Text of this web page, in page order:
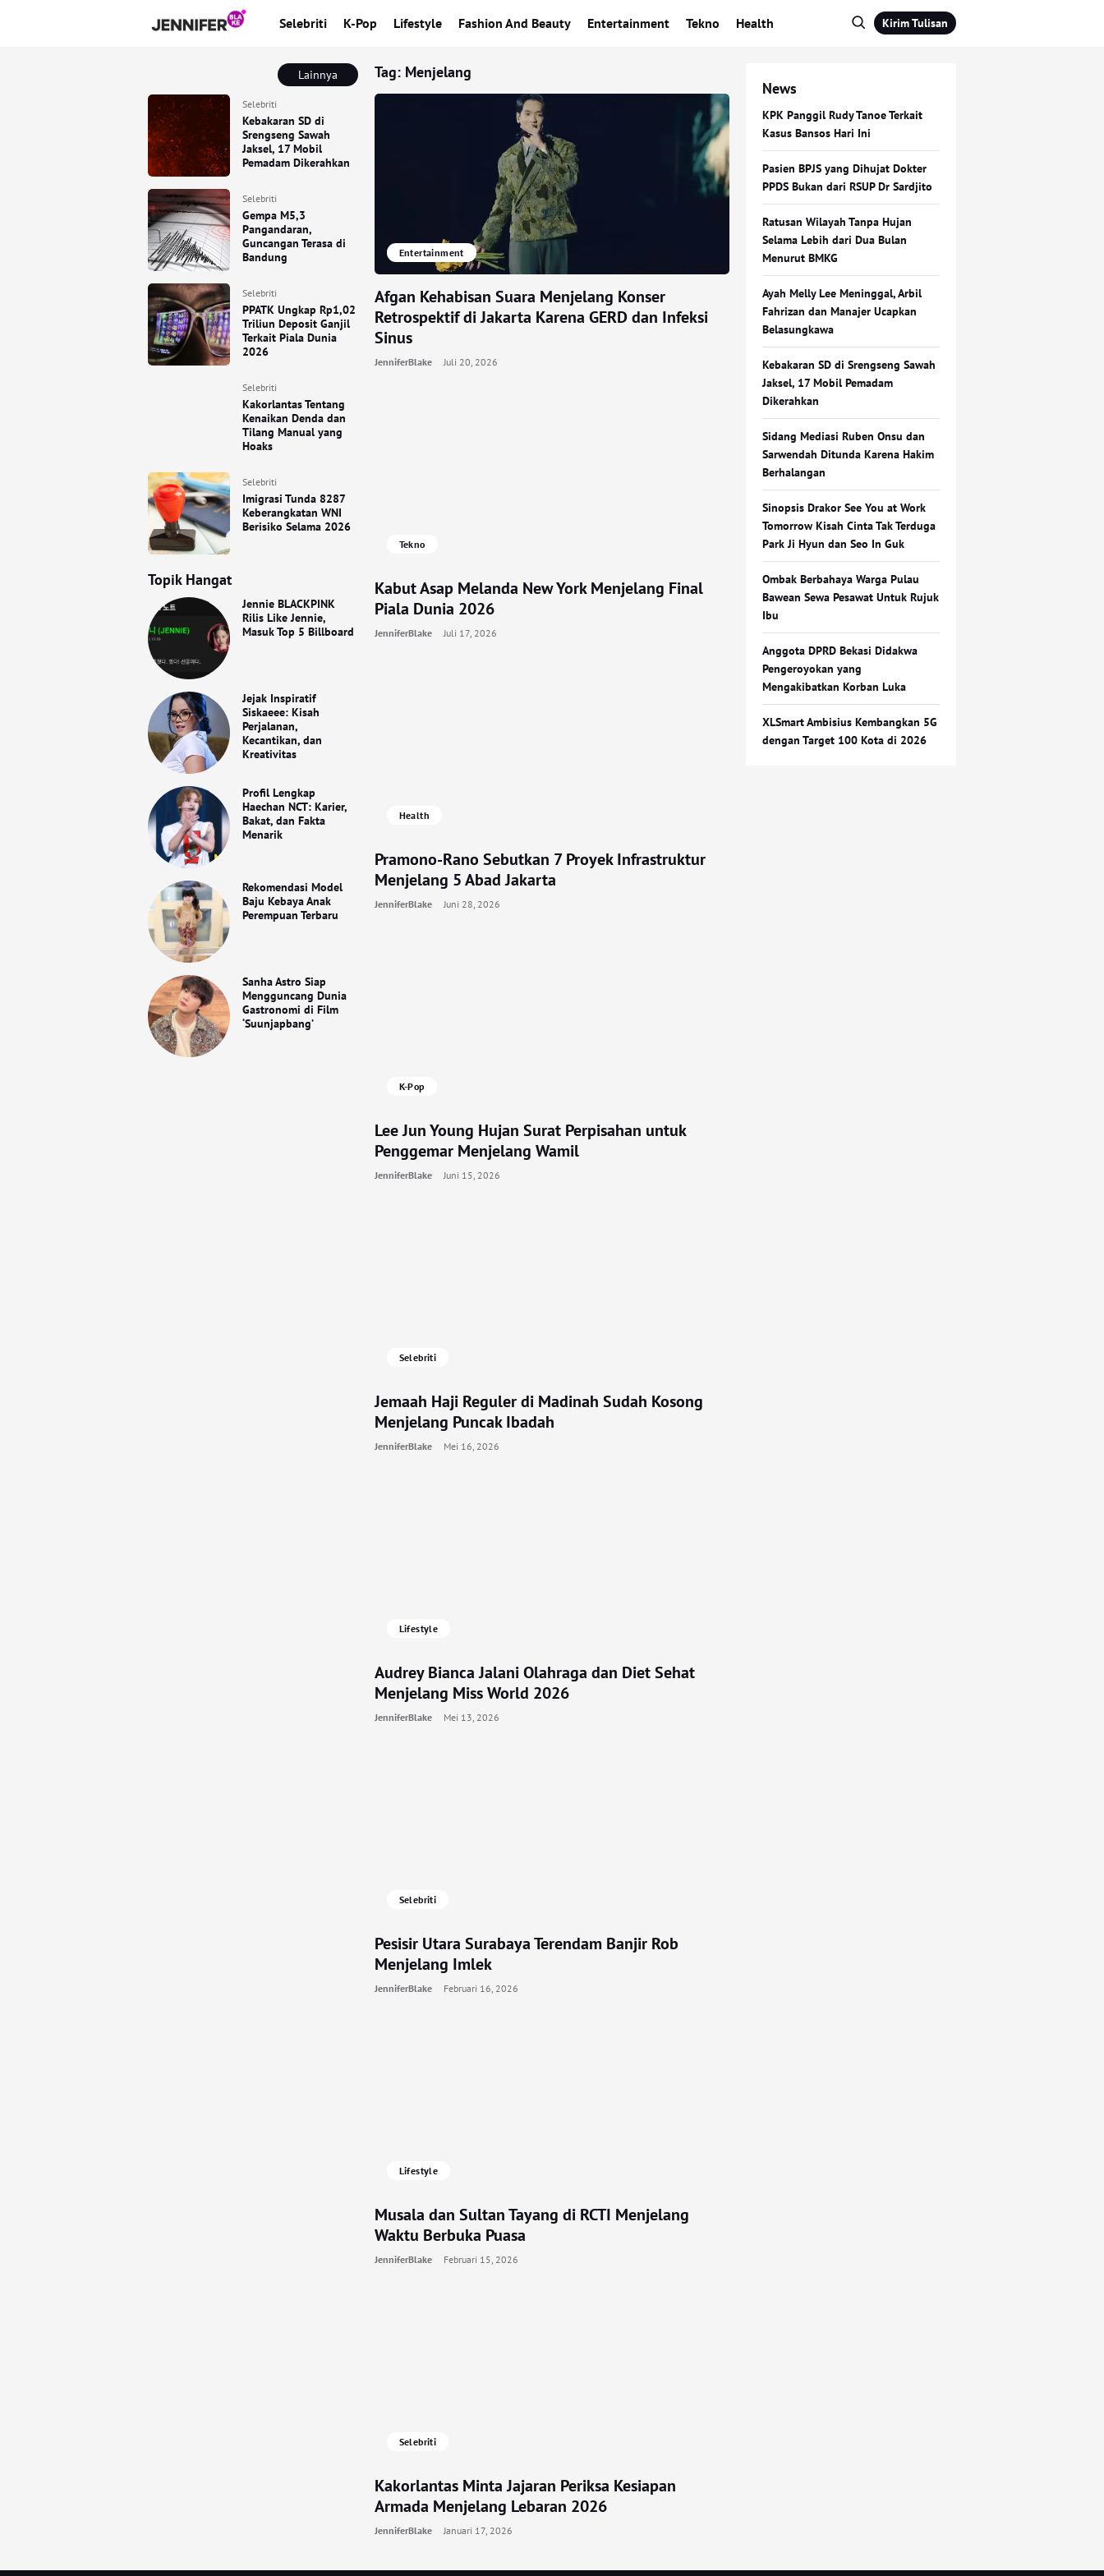
Selebriti K-Pop Lifestyle Fashion And Beauty Entertainment Tekno Health Kirim Tulisan
Lainnya
Selebriti
Kebakaran SD di
Srengseng Sawah
Jaksel, 17 Mobil
Pemadam Dikerahkan
Selebriti
Gempa M5,3
Pangandaran,
Guncangan Terasa di
Bandung
Selebriti
PPATK Ungkap Rp1,02
Triliun Deposit Ganjil
Terkait Piala Dunia
2026
Selebriti
Kakorlantas Tentang
Kenaikan Denda dan
Tilang Manual yang
Hoaks
Selebriti
Imigrasi Tunda 8287
Keberangkatan WNI
Berisiko Selama 2026
Topik Hangat
Jennie BLACKPINK
Rilis Like Jennie,
Masuk Top 5 Billboard
Jejak Inspiratif
Siskaeee: Kisah
Perjalanan,
Kecantikan, dan
Kreativitas
Profil Lengkap
Haechan NCT: Karier,
Bakat, dan Fakta
Menarik
Rekomendasi Model
Baju Kebaya Anak
Perempuan Terbaru
Sanha Astro Siap
Mengguncang Dunia
Gastronomi di Film
‘Suunjapbang’
Tag: Menjelang
Entertainment
Afgan Kehabisan Suara Menjelang Konser
Retrospektif di Jakarta Karena GERD dan Infeksi
Sinus
JenniferBlake Juli 20, 2026
Tekno
Kabut Asap Melanda New York Menjelang Final
Piala Dunia 2026
JenniferBlake Juli 17, 2026
Health
Pramono-Rano Sebutkan 7 Proyek Infrastruktur
Menjelang 5 Abad Jakarta
JenniferBlake Juni 28, 2026
K-Pop
Lee Jun Young Hujan Surat Perpisahan untuk
Penggemar Menjelang Wamil
JenniferBlake Juni 15, 2026
Selebriti
Jemaah Haji Reguler di Madinah Sudah Kosong
Menjelang Puncak Ibadah
JenniferBlake Mei 16, 2026
Lifestyle
Audrey Bianca Jalani Olahraga dan Diet Sehat
Menjelang Miss World 2026
JenniferBlake Mei 13, 2026
Selebriti
Pesisir Utara Surabaya Terendam Banjir Rob
Menjelang Imlek
JenniferBlake Februari 16, 2026
Lifestyle
Musala dan Sultan Tayang di RCTI Menjelang
Waktu Berbuka Puasa
JenniferBlake Februari 15, 2026
Selebriti
Kakorlantas Minta Jajaran Periksa Kesiapan
Armada Menjelang Lebaran 2026
JenniferBlake Januari 17, 2026
News
KPK Panggil Rudy Tanoe Terkait
Kasus Bansos Hari Ini
Pasien BPJS yang Dihujat Dokter
PPDS Bukan dari RSUP Dr Sardjito
Ratusan Wilayah Tanpa Hujan
Selama Lebih dari Dua Bulan
Menurut BMKG
Ayah Melly Lee Meninggal, Arbil
Fahrizan dan Manajer Ucapkan
Belasungkawa
Kebakaran SD di Srengseng Sawah
Jaksel, 17 Mobil Pemadam
Dikerahkan
Sidang Mediasi Ruben Onsu dan
Sarwendah Ditunda Karena Hakim
Berhalangan
Sinopsis Drakor See You at Work
Tomorrow Kisah Cinta Tak Terduga
Park Ji Hyun dan Seo In Guk
Ombak Berbahaya Warga Pulau
Bawean Sewa Pesawat Untuk Rujuk
Ibu
Anggota DPRD Bekasi Didakwa
Pengeroyokan yang
Mengakibatkan Korban Luka
XLSmart Ambisius Kembangkan 5G
dengan Target 100 Kota di 2026